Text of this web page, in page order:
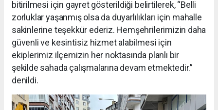
bitirilmesi için gayret gösterildiği belirtilerek, “Belli
zorluklar yaşanmış olsa da duyarlılıkları için mahalle
sakinlerine teşekkür ederiz. Hemşehrilerimizin daha
güvenli ve kesintisiz hizmet alabilmesi için
ekiplerimiz ilçemizin her noktasında planlı bir
şekilde sahada çalışmalarına devam etmektedir.”
denildi.